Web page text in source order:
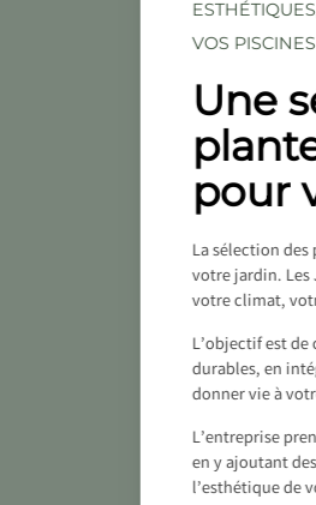
VOS PISCINES
Une
pour
La sélection
votre jardin. Les
votre climat,
L’objectif est
durables, en
donner vie à
L’entreprise
en y ajoutant
l’esthétique de